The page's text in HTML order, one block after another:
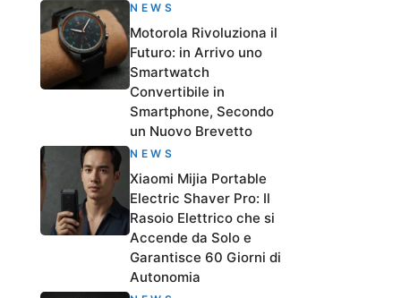
NEWS
Motorola Rivoluziona il
Futuro: in Arrivo uno
Smartwatch
Convertibile in
Smartphone, Secondo
un Nuovo Brevetto
NEWS
Xiaomi Mijia Portable
Electric Shaver Pro: Il
Rasoio Elettrico che si
Accende da Solo e
Garantisce 60 Giorni di
Autonomia